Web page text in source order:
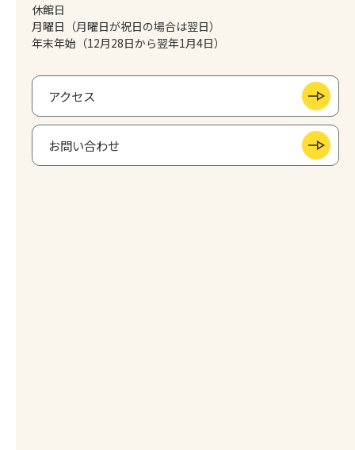
休館日
月曜日（月曜日が祝日の場合は翌日）
年末年始（12月28日から翌年1月4日）
アクセス
お問い合わせ